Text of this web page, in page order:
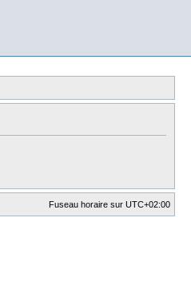
Fuseau horaire sur UTC+02:00